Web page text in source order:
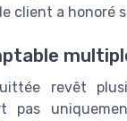
client a honoré
revêt
pas